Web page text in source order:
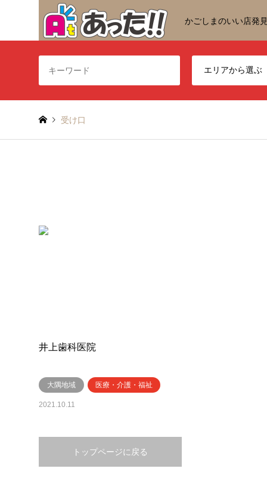
かごしまのいい店発
受け口
井上歯科医院
大隅地域 医療・介護・福祉
2021.10.11
トップページに戻る